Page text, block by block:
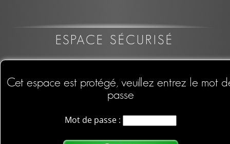
ESPACE SÉCURISÉ
Cet espace est protégé, veuillez entrez le mot
passe
Mot de passe :